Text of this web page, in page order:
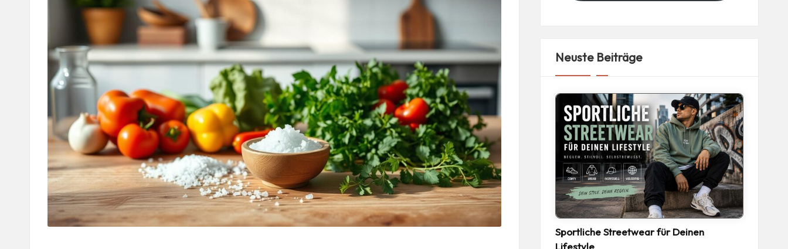
Neuste Beiträge
Sportliche Streetwear für Deinen